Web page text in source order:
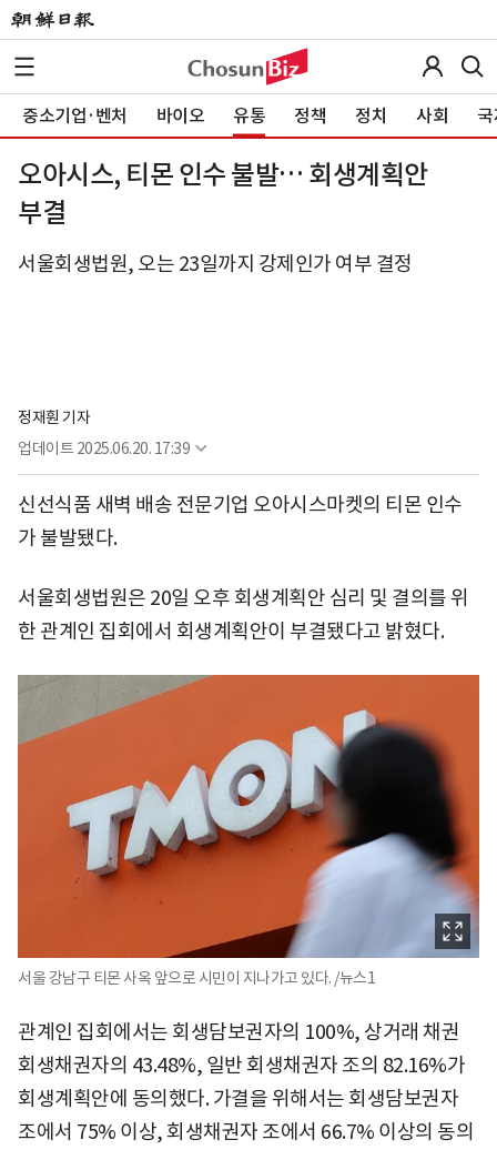
중소기업·벤처 바이오 유통 정책 정치 사회
오아시스, 티몬 인수 불발… 회생계획안
부결
서울회생법원, 오는 23일까지 강제인가 여부 결정
정재훤 기자
업데이트 2025.06.20. 17:39
신선식품 새벽 배송 전문기업 오아시스마켓의 티몬 인수
가 불발됐다.
서울회생법원은 20일 오후 회생계획안 심리 및 결의를 위
한 관계인 집회에서 회생계획안이 부결됐다고 밝혔다.
서울 강남구 티몬 사옥 앞으로 시민이 지나가고 있다. /뉴스1
관계인 집회에서는 회생담보권자의 100%, 상거래 채권
회생채권자의 43.48%, 일반 회생채권자 조의 82.16%가
회생계획안에 동의했다. 가결을 위해서는 회생담보권자
조에서 75% 이상, 회생채권자 조에서 66.7% 이상의 동의